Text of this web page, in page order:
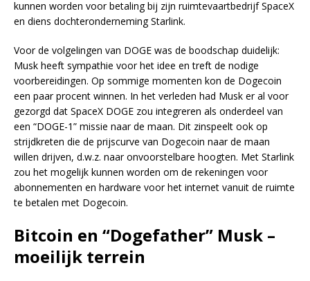
kunnen worden voor betaling bij zijn ruimtevaartbedrijf SpaceX
en diens dochteronderneming Starlink.
Voor de volgelingen van DOGE was de boodschap duidelijk:
Musk heeft sympathie voor het idee en treft de nodige
voorbereidingen. Op sommige momenten kon de Dogecoin
een paar procent winnen. In het verleden had Musk er al voor
gezorgd dat SpaceX DOGE zou integreren als onderdeel van
een “DOGE-1” missie naar de maan. Dit zinspeelt ook op
strijdkreten die de prijscurve van Dogecoin naar de maan
willen drijven, d.w.z. naar onvoorstelbare hoogten. Met Starlink
zou het mogelijk kunnen worden om de rekeningen voor
abonnementen en hardware voor het internet vanuit de ruimte
te betalen met Dogecoin.
Bitcoin en “Dogefather” Musk –
moeilijk terrein